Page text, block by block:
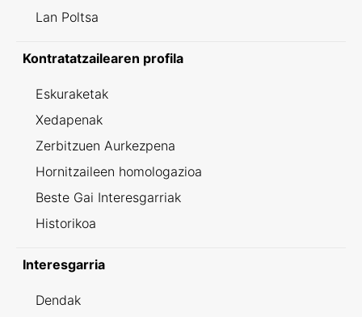
Lan Poltsa
Kontratatzailearen profila
Eskuraketak
Xedapenak
Zerbitzuen Aurkezpena
Hornitzaileen homologazioa
Beste Gai Interesgarriak
Historikoa
Interesgarria
Dendak